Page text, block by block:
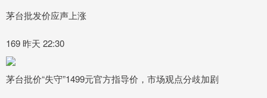
茅台批发价应声上涨
169 昨天 22:30
茅台批价“失守”1499元官方指导价，市场观点分歧加剧